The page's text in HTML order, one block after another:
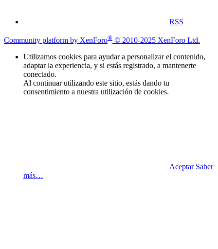
RSS
Community platform by XenForo® © 2010-2025 XenForo Ltd.
Utilizamos cookies para ayudar a personalizar el contenido,
adaptar la experiencia, y si estás registrado, a mantenerte
conectado.
Al continuar utilizando este sitio, estás dando tu
consentimiento a nuestra utilización de cookies.
Aceptar Saber
más…